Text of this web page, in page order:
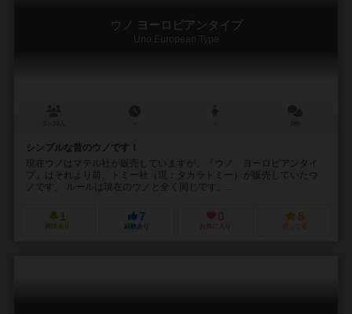
ウノ ヨーロピアンタイプ
Uno European Type
シンプルな昔のウノです！
現在ウノはマテル社が販売していますが、『ウノ ヨーロピアンタイ
プ』はそれより前、トミー社（現：タカラトミー）が販売していたウ
ノです。 ルールは現在のウノと全く同じです。...
1
興味あり
7
経験あり
0
お気に入り
8
持ってる